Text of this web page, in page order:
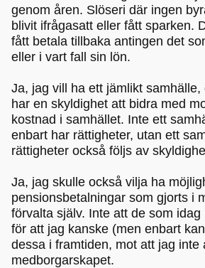
genom åren. Slöseri där ingen
blivit ifrågasatt eller fått sparken.
fått betala tillbaka antingen det
eller i vart fall sin lön.
Ja, jag vill ha ett jämlikt samhälle,
har en skyldighet att bidra med
kostnad i samhället. Inte ett
enbart har rättigheter, utan ett
rättigheter också följs av
Ja, jag skulle också vilja ha
pensionsbetalningar som gjorts i
förvalta själv. Inte att de som
för att jag kanske (men enbart
dessa i framtiden, mot att jag inte
medborgarskapet.